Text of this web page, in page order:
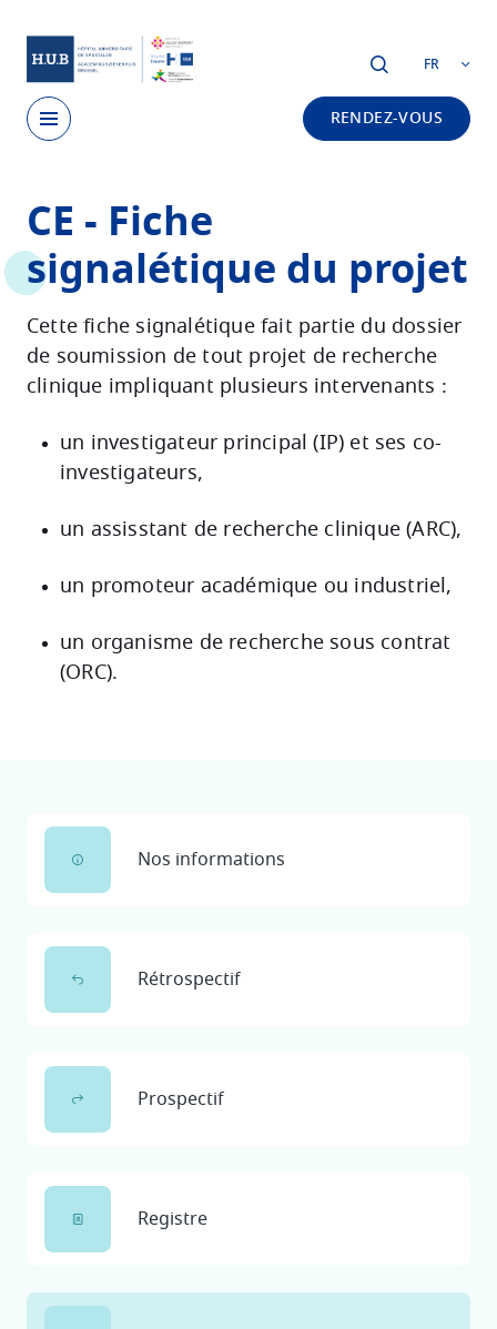
FR
RENDEZ-VOUS
main
content
CE - Fiche
signalétique du projet
Cette fiche signalétique fait partie du dossier
de soumission de tout projet de recherche
clinique impliquant plusieurs intervenants :
un investigateur principal (IP) et ses co-
investigateurs,
un assisstant de recherche clinique (ARC),
un promoteur académique ou industriel,
un organisme de recherche sous contrat
(ORC).
Nos informations
Rétrospectif
Prospectif
Registre